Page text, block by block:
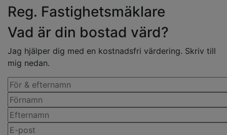
Reg. Fastighetsmäklare
Vad är din bostad värd?
Jag hjälper dig med en kostnadsfri värdering. Skriv till
mig nedan.